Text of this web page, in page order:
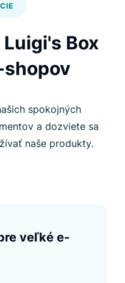
Box
spokojných
a dozviete sa
naše produkty.
veľké e-